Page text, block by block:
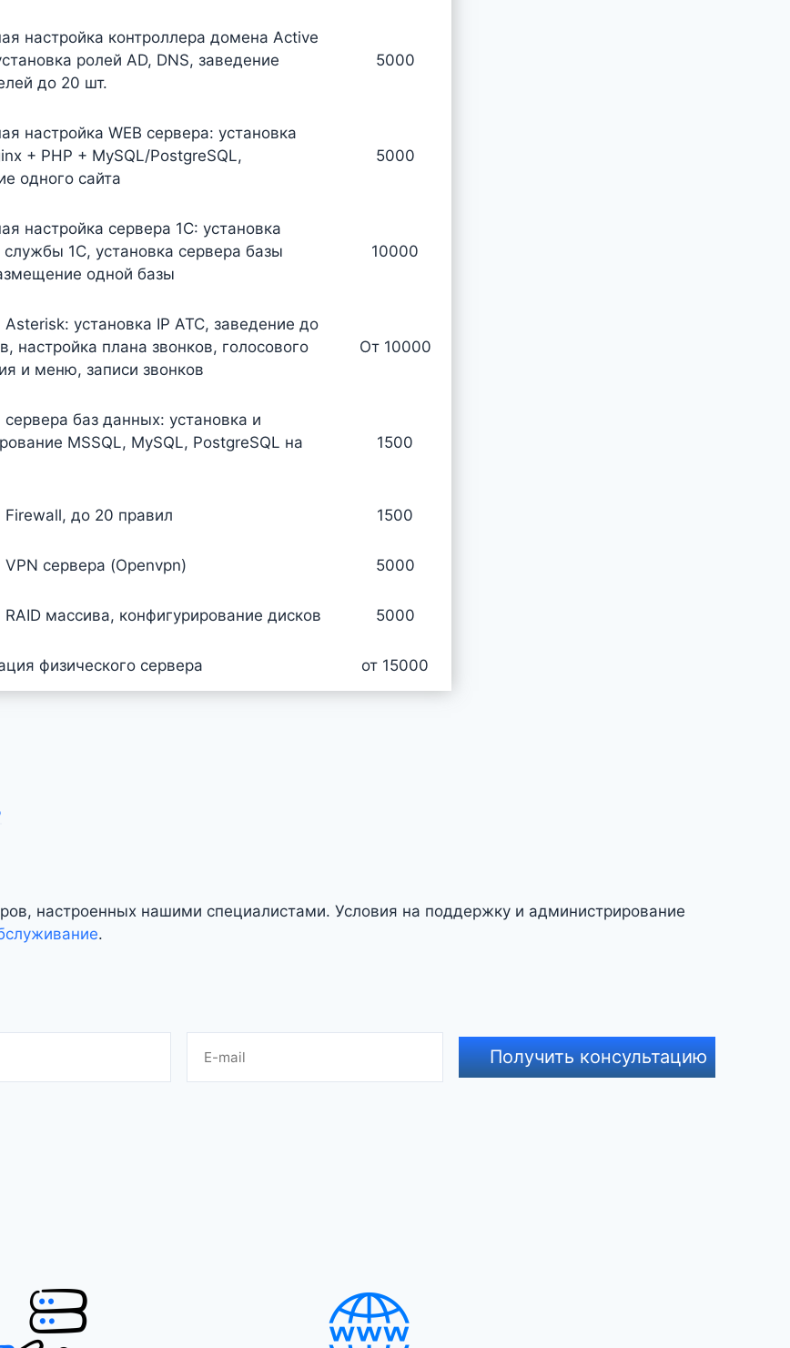
настройка контроллера домена Active
ролей AD, DNS, заведение
до 20 шт.
5000
настройка WEB сервера: установка
+ PHP + MySQL/PostgreSQL,
одного сайта
5000
настройка сервера 1С: установка
службы 1С, установка сервера базы
одной базы
10000
Asterisk: установка IP АТС, заведение до
настройка плана звонков, голосового
и меню, записи звонков
От 10000
сервера баз данных: установка и
MSSQL, MySQL, PostgreSQL на
1500
Firewall, до 20 правил 1500
VPN сервера (Openvpn) 5000
массива, конфигурирование дисков 5000
физического сервера от 15000
настроенных нашими специалистами. Условия на поддержку и администрирование
.